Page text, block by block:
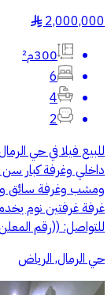
2,000,000
§
300م²
6
4
2
للبيع فيلا في حي
داخلي وغرفة كبار
ومشب وغرفة سائق
غرفة غرفتين نوم
للتواصل: ((رقم
حي الرمال, الرياض